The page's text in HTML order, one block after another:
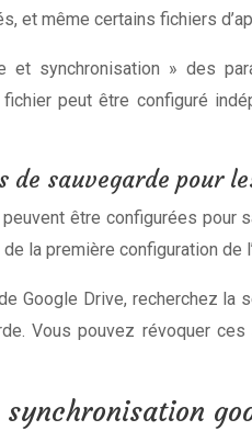
et même certains fichiers
et synchronisation » des
peut être configuré
de sauvegarde pour
être configurées pour
la première configuration
Google Drive, recherchez
Vous pouvez révoquer